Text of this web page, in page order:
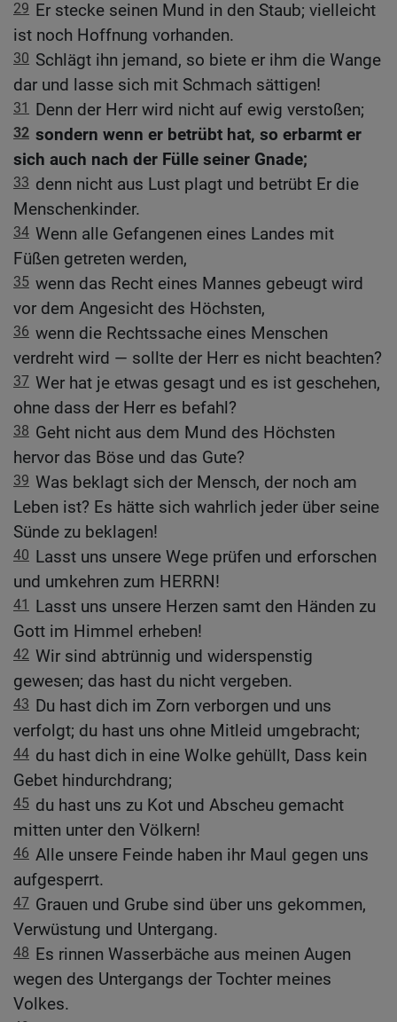
29 Er stecke seinen Mund in den Staub; vielleicht
ist noch Hoffnung vorhanden.
30 Schlägt ihn jemand, so biete er ihm die Wange
dar und lasse sich mit Schmach sättigen!
31 Denn der Herr wird nicht auf ewig verstoßen;
32 sondern wenn er betrübt hat, so erbarmt er
sich auch nach der Fülle seiner Gnade;
33 denn nicht aus Lust plagt und betrübt Er die
Menschenkinder.
34 Wenn alle Gefangenen eines Landes mit
Füßen getreten werden,
35 wenn das Recht eines Mannes gebeugt wird
vor dem Angesicht des Höchsten,
36 wenn die Rechtssache eines Menschen
verdreht wird — sollte der Herr es nicht beachten?
37 Wer hat je etwas gesagt und es ist geschehen,
ohne dass der Herr es befahl?
38 Geht nicht aus dem Mund des Höchsten
hervor das Böse und das Gute?
39 Was beklagt sich der Mensch, der noch am
Leben ist? Es hätte sich wahrlich jeder über seine
Sünde zu beklagen!
40 Lasst uns unsere Wege prüfen und erforschen
und umkehren zum HERRN!
41
Lasst uns unsere Herzen samt den Händen zu
Gott im Himmel erheben!
42 Wir sind abtrünnig und widerspenstig
gewesen; das hast du nicht vergeben.
43 Du hast dich im Zorn verborgen und uns
verfolgt; du hast uns ohne Mitleid umgebracht;
44 du hast dich in eine Wolke gehüllt, Dass kein
Gebet hindurchdrang;
45 du hast uns zu Kot und Abscheu gemacht
mitten unter den Völkern!
46 Alle unsere Feinde haben ihr Maul gegen uns
aufgesperrt.
47 Grauen und Grube sind über uns gekommen,
Verwüstung und Untergang.
48 Es rinnen Wasserbäche aus meinen Augen
wegen des Untergangs der Tochter meines
Volkes.